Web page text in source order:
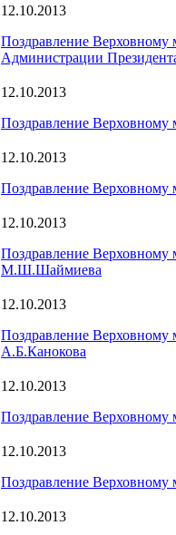
12.10.2013
Поздравление Верховному
Администрации
12.10.2013
Поздравление
12.10.2013
Поздравление
12.10.2013
Поздравление Верховному
М.Ш.Шаймиева
12.10.2013
Поздравление
А.Б.Канокова
12.10.2013
Поздравление
12.10.2013
Поздравление Верховному
12.10.2013